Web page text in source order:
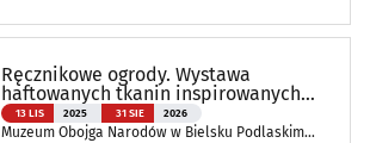
Ręcznikowe ogrody. Wystawa
haftowanych tkanin inspirowanych
naturą
13 LIS 2025 31 SIE 2026
Muzeum Obojga Narodów w Bielsku Podlaskim